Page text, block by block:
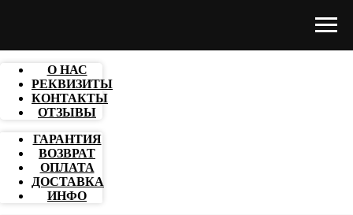
О НАС
РЕКВИЗИТЫ
КОНТАКТЫ
ОТЗЫВЫ
ГАРАНТИЯ
ВОЗВРАТ
ОПЛАТА
ДОСТАВКА
ИНФО